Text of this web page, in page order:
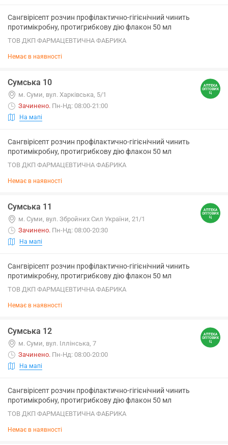
Сангвірісепт розчин профілактично-гігієнічний чинить
протимікробну, протигрибкову дію флакон 50 мл
ТОВ ДКП ФАРМАЦЕВТИЧНА ФАБРИКА
Немає в наявності
Сумська 10
м. Суми, вул. Харківська, 5/1
Зачинено. Пн-Нд: 08:00-21:00
На мапі
Сангвірісепт розчин профілактично-гігієнічний чинить
протимікробну, протигрибкову дію флакон 50 мл
ТОВ ДКП ФАРМАЦЕВТИЧНА ФАБРИКА
Немає в наявності
Сумська 11
м. Суми, вул. Збройних Сил України, 21/1
Зачинено. Пн-Нд: 08:00-20:30
На мапі
Сангвірісепт розчин профілактично-гігієнічний чинить
протимікробну, протигрибкову дію флакон 50 мл
ТОВ ДКП ФАРМАЦЕВТИЧНА ФАБРИКА
Немає в наявності
Сумська 12
м. Суми, вул. Іллінська, 7
Зачинено. Пн-Нд: 08:00-20:00
На мапі
Сангвірісепт розчин профілактично-гігієнічний чинить
протимікробну, протигрибкову дію флакон 50 мл
ТОВ ДКП ФАРМАЦЕВТИЧНА ФАБРИКА
Немає в наявності